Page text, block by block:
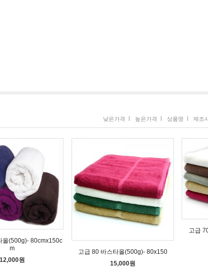
낮은가격 높은가격 상품명 제조
올(500g)- 80cmx150c
m
12,000원
고급 80 바스타올(500g)- 80x150
15,000원
고급